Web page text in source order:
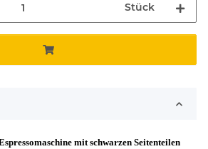
Stück
mit schwarzen Seitenteilen